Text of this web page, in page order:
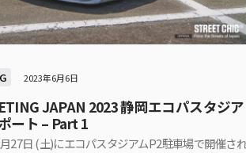
2023年6月6日
JAPAN 2023 静岡エコパスタジア
ート – Part 1
27日 (土)にエコパスタジアムP2駐車場で開催さ